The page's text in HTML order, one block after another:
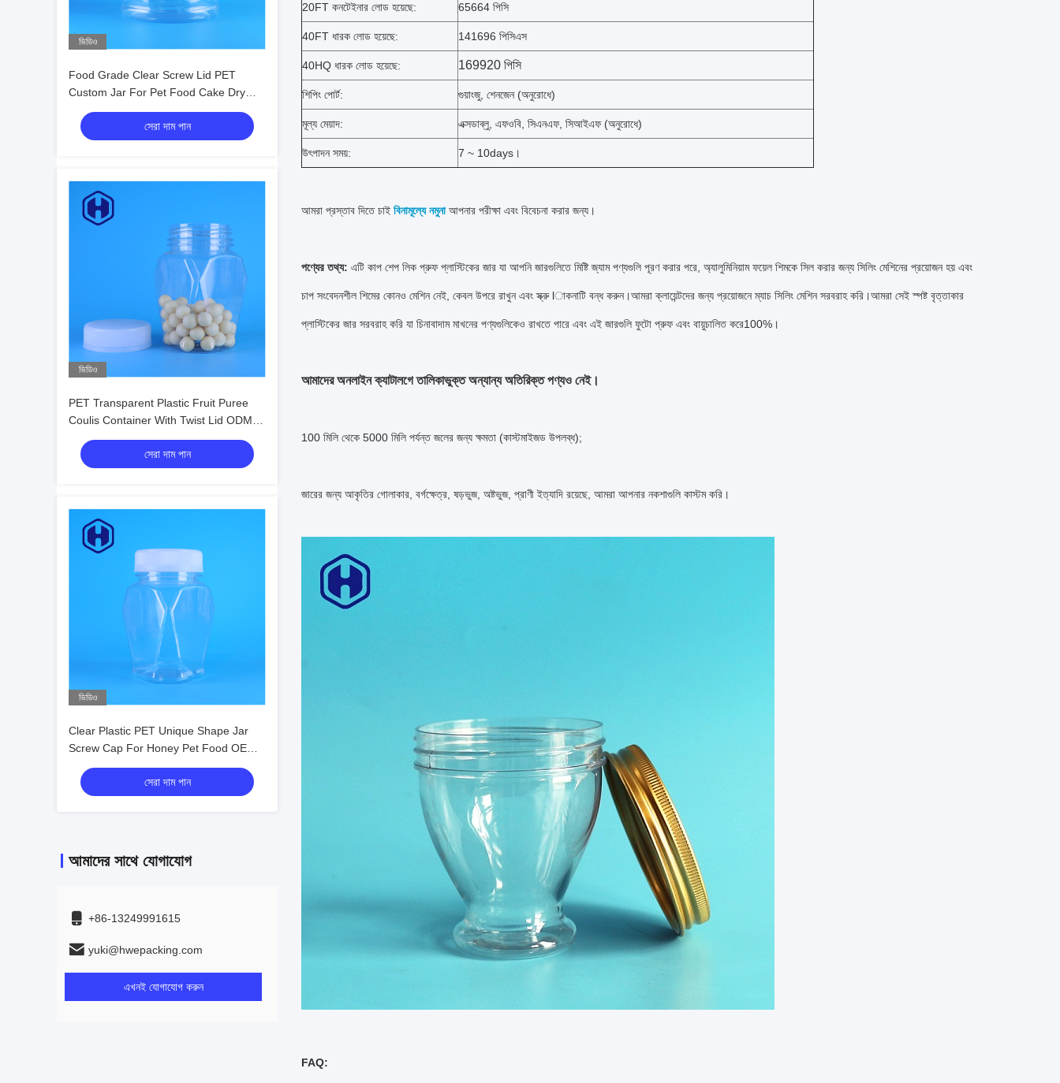
ভিডিও
Food Grade Clear Screw Lid PET
Custom Jar For Pet Food Cake Dry
Fruits Food Packing
সেরা দাম পান
ভিডিও
PET Transparent Plastic Fruit Puree
Coulis Container With Twist Lid ODM
Food Grade
সেরা দাম পান
ভিডিও
Clear Plastic PET Unique Shape Jar
Screw Cap For Honey Pet Food OEM
Custom Food Storage
সেরা দাম পান
আমাদের সাথে যোগাযোগ
+86-13249991615
yuki@hwepacking.com
এখনই যোগাযোগ করুন
20FT কনটেইনার লোড হয়েছে: 65664 পিসি
40FT ধারক লোড হয়েছে: 141696 পিসিএস
40HQ ধারক লোড হয়েছে: 169920 পিসি
শিপিং পোর্ট: গুয়াংজু, শেনজেন (অনুরোধে)
মূল্য মেয়াদ: এক্সডাব্লু, এফওবি, সিএনএফ, সিআইএফ (অনুরোধে)
উৎপাদন সময়: 7 ~ 10days।
আমরা প্রস্তাব দিতে চাই বিনামূল্যে নমুনাআপনার পরীক্ষা এবং বিবেচনা করার জন্য।
পণ্যের তথ্য: এটি কাপ শেপ লিক প্রুফ প্লাস্টিকের জার যা আপনি জারগুলিতে মিষ্টি জ্যাম পণ্যগুলি পূরণ করার পরে, অ্যালুমিনিয়াম ফয়েল শিমকে সিল করার জন্য সিলিং মেশিনের প্রয়োজন হয় এবং
চাপ সংবেদনশীল শিমের কোনও মেশিন নেই, কেবল উপরে রাখুন এবং স্ক্রু lাকনাটি বন্ধ করুন।আমরা ক্লায়েন্টদের জন্য প্রয়োজনে ম্যাচ সিলিং মেশিন সরবরাহ করি।আমরা সেই স্পষ্ট বৃত্তাকার
প্লাস্টিকের জার সরবরাহ করি যা চিনাবাদাম মাখনের পণ্যগুলিকেও রাখতে পারে এবং এই জারগুলি ফুটো প্রুফ এবং বায়ুচালিত করে100% ।
আমাদের অনলাইন ক্যাটালগে তালিকাভুক্ত অন্যান্য অতিরিক্ত পণ্যও নেই।
100 মিলি থেকে 5000 মিলি পর্যন্ত জলের জন্য ক্ষমতা (কাস্টমাইজড উপলব্ধ);
জারের জন্য আকৃতির গোলাকার, বর্গক্ষেত্র, ষড়ভুজ, অষ্টভুজ, প্রাণী ইত্যাদি রয়েছে, আমরা আপনার নকশাগুলি কাস্টম করি।
FAQ: